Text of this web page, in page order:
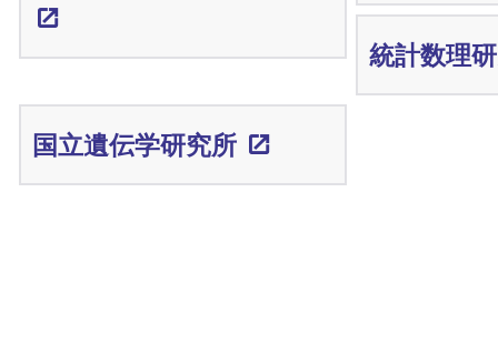
統計数理
国立遺伝学研究所